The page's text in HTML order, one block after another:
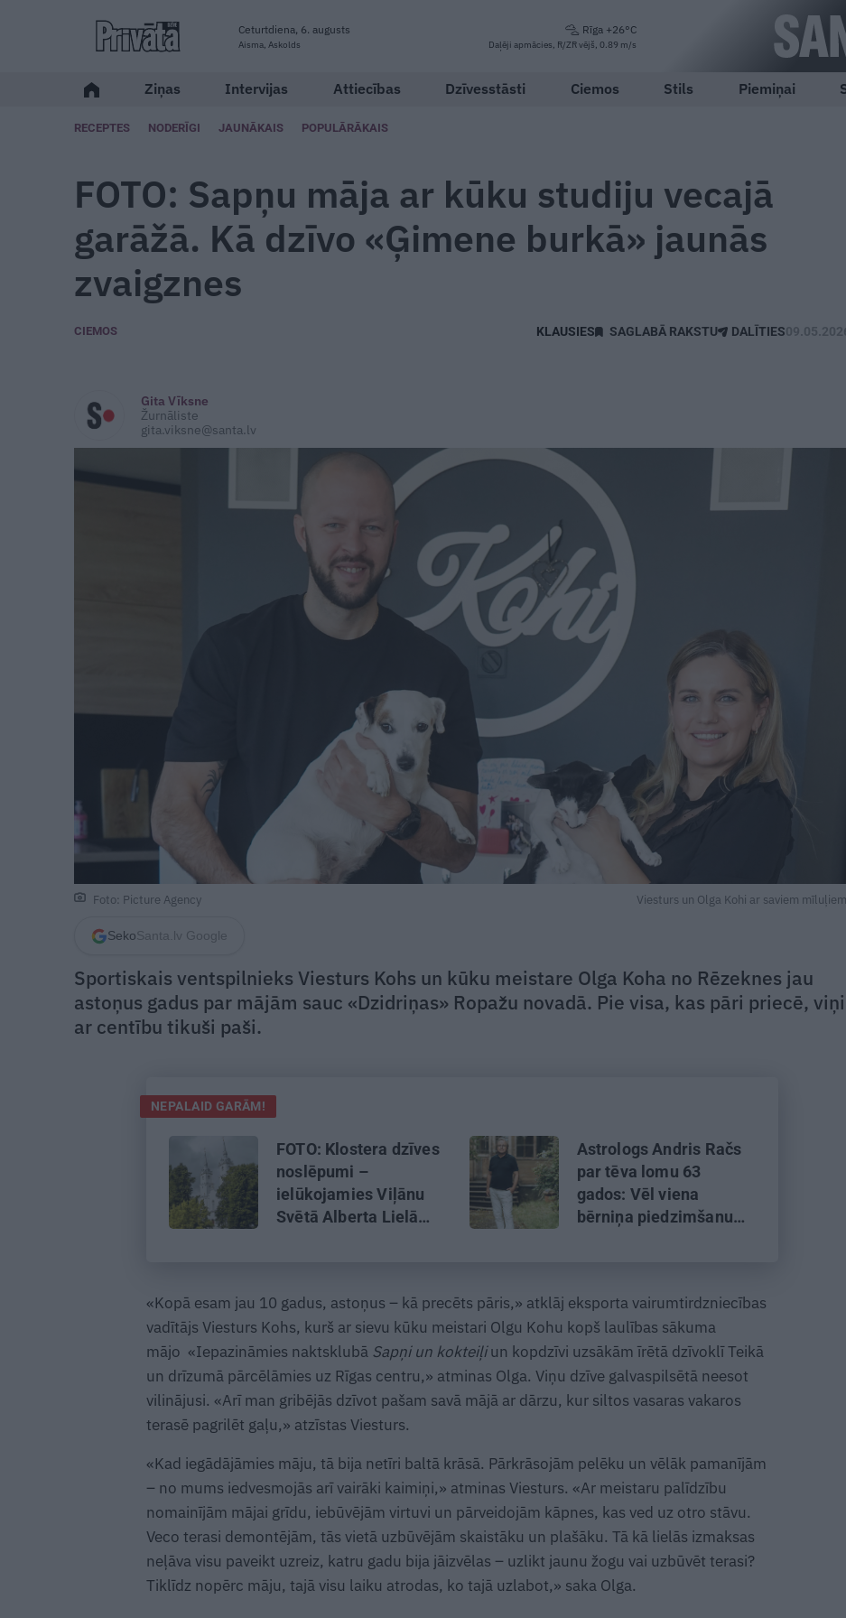
Ceturtdiena, 6. augusts
Aisma, Askolds
Rīga +26°C
Daļēji apmācies, R/ZR vējš, 0.89 m/s
Ziņas Intervijas Attiecības Dzīvesstāsti Ciemos Stils Piemiņai
RECEPTES NODERĪGI JAUNĀKAIS POPULĀRĀKAIS
FOTO: Sapņu māja ar kūku studiju vecajā
garāžā. Kā dzīvo «Ģimene burkā» jaunās
zvaigznes
CIEMOS SAGLABĀ RAKSTU DALĪTIES
Gita Vīksne
Žurnāliste
gita.viksne@santa.lv
Foto: Picture Agency Viesturs un Olga Kohi ar saviem
Seko Santa.lv Google
Sportiskais ventspilnieks Viesturs Kohs un kūku meistare Olga Koha no Rēzeknes jau
astoņus gadus par mājām sauc «Dzidriņas» Ropažu novadā. Pie visa, kas pāri priecē, viņi
ar centību tikuši paši.
NEPALAID GARĀM!
FOTO: Klostera dzīves
noslēpumi –
ielūkojamies Viļānu
Svētā Alberta Lielā
Astrologs Andris Račs
par tēva lomu 63
gados: Vēl viena
bērniņa piedzimšanu
«Kopā esam jau 10 gadus, astoņus – kā precēts pāris,» atklāj eksporta vairumtirdzniecības
vadītājs Viesturs Kohs, kurš ar sievu kūku meistari Olgu Kohu kopš laulības sākuma
mājo «Iepazināmies naktsklubā Sapņi un kokteiļiun kopdzīvi uzsākām īrētā dzīvoklī Teikā
un drīzumā pārcēlāmies uz Rīgas centru,» atminas Olga. Viņu dzīve galvaspilsētā neesot
vilinājusi. «Arī man gribējās dzīvot pašam savā mājā ar dārzu, kur siltos vasaras vakaros
terasē pagrilēt gaļu,» atzīstas Viesturs.
«Kad iegādājāmies māju, tā bija netīri baltā krāsā. Pārkrāsojām pelēku un vēlāk pamanījām
– no mums iedvesmojās arī vairāki kaimiņi,» atminas Viesturs. «Ar meistaru palīdzību
nomainījām mājai grīdu, iebūvējām virtuvi un pārveidojām kāpnes, kas ved uz otro stāvu.
Veco terasi demontējām, tās vietā uzbūvējām skaistāku un plašāku. Tā kā lielās izmaksas
neļāva visu paveikt uzreiz, katru gadu bija jāizvēlas – uzlikt jaunu žogu vai uzbūvēt terasi?
Tiklīdz nopērc māju, tajā visu laiku atrodas, ko tajā uzlabot,» saka Olga.